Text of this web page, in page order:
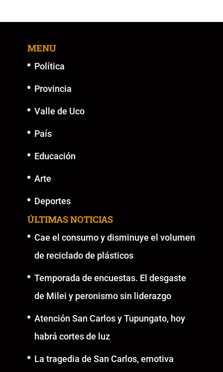
MENU
Política
Provincia
Valle de Uco
País
Educación
Arte
Deportes
ÚLTIMAS NOTICIAS
Cae el consumo y disminuye el volumen
de reciclado de plásticos
Temporada de encuestas. El desgaste
de Milei y peronismo sin liderazgo
Atención San Carlos y Tupungato, hoy
habrá cortes de luz
La tragedia de San Carlos, emotiva